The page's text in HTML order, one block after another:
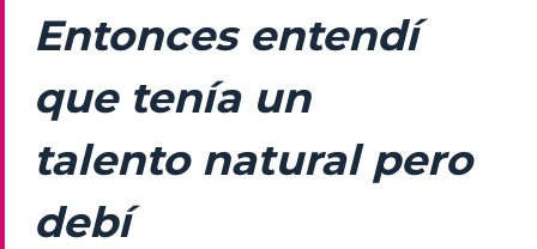
Entonces entendí
que tenía un
talento natural pero
debí